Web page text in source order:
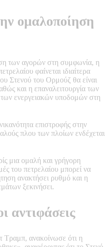
ομαλοποίηση
των αγορών στη συμφωνία, η
φαίνεται ιδιαίτερα
Στενού του Ορμούζ θα είναι
και η επαναλειτουργία των
ενεργειακών υποδομών στη
επιστροφής στην
πλου των πλοίων ενδέχεται
μια ομαλή και γρήγορη
του πετρελαίου μπορεί να
ανακτήσει ρυθμό και η
ξεκινήσει.
αντιφάσεις
ανακοίνωσε ότι η